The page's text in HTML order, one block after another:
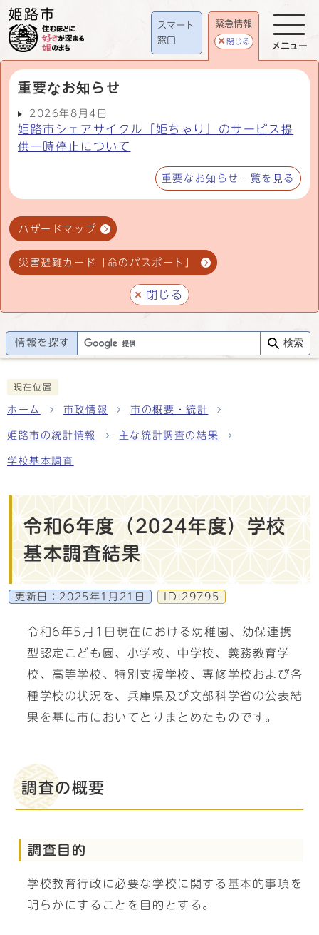
スマート
窓口
緊急情報
閉じる
重要なお知らせ
2026年8月4日
姫路市シェアサイクル「姫ちゃり」のサービス提
供一時停止について
重要なお知らせ一覧を見る
ハザードマップ
災害避難カード「命のパスポート」
閉じる
メニュー
情報を探す 検索
現在位置
ホーム 市政情報 市の概要・統計
姫路市の統計情報 主な統計調査の結果
学校基本調査
令和6年度（2024年度）学校
基本調査結果
更新日： 2025年1月21日 ID:29795
令和6年5月1日現在における幼稚園、幼保連携
型認定こども園、小学校、中学校、義務教育学
校、高等学校、特別支援学校、専修学校および各
種学校の状況を、兵庫県及び文部科学省の公表結
果を基に市においてとりまとめたものです。
調査の概要
調査目的
学校教育行政に必要な学校に関する基本的事項を
明らかにすることを目的とする。